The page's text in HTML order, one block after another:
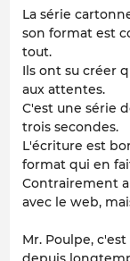
La série
son format est
tout.
Ils ont su créer
aux attentes.
C'est une série
trois secondes.
L'écriture est
format qui en
Contrairement
avec le web,
Mr. Poulpe,